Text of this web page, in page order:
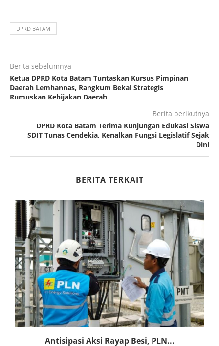
DPRD BATAM
Berita sebelumnya
Ketua DPRD Kota Batam Tuntaskan Kursus Pimpinan
Daerah Lemhannas, Rangkum Bekal Strategis
Rumuskan Kebijakan Daerah
Berita berikutnya
DPRD Kota Batam Terima Kunjungan Edukasi Siswa
SDIT Tunas Cendekia, Kenalkan Fungsi Legislatif Sejak
Dini
BERITA TERKAIT
Antisipasi Aksi Rayap Besi, PLN...